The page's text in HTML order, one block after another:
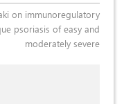
on immunoregulatory
psoriasis of easy and
moderately severe